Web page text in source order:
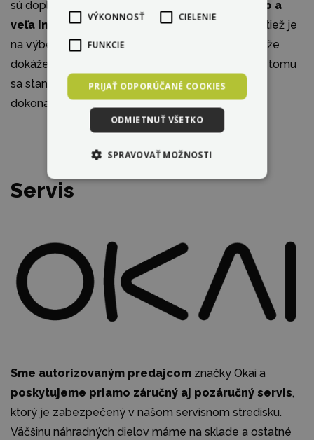
sú doplnené o nastaviteľné RGB podsvietenie.
To a
veľa iného si môžete nastaviť v aplikácii.
Taktiež je
na výber niekoľko farebných variácií kolobežky, čiže
dokáže dokonale odzrkadliť Vašu persónu. Vďaka tomu
sa stane kolobežka OKAI Neon II ES20 Vašim
dokonalým doplnkom.
Servis
Sme autorizovaným predajcom značky Okai a
poskytujeme priamo záručný aj pozáručný servis,
ktorý je zabezpečený v našom servisnom stredisku.
Väčšinu náhradných dielov máme na sklade a ostatné
VÝKONNOSŤ CIELENIE
FUNKCIE
PRIJAŤ ODPORÚČANÉ COOKIES
ODMIETNUŤ VŠETKO
SPRAVOVAŤ MOŽNOSTI